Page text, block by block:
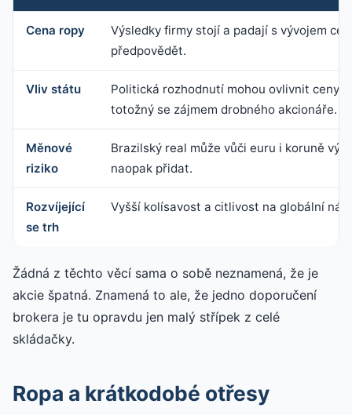
Cena ropy
Výsledky firmy stojí a padají s vývojem
předpovědět.
Vliv státu Politická rozhodnutí mohou ovlivnit ceny,
totožný se zájmem drobného akcionáře.
Měnové
riziko
Brazilský real může vůči euru i koruně
naopak přidat.
Rozvíjející
se trh
Vyšší kolísavost a citlivost na globální
Žádná z těchto věcí sama o sobě neznamená, že je
akcie špatná. Znamená to ale, že jedno doporučení
brokera je tu opravdu jen malý střípek z celé
skládačky.
Ropa a krátkodobé otřesy